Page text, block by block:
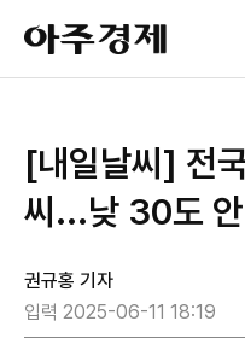
아
주
경
[내일날씨] 전
씨...낮 30도
권규홍 기자
입력 2025-06-11 18:19